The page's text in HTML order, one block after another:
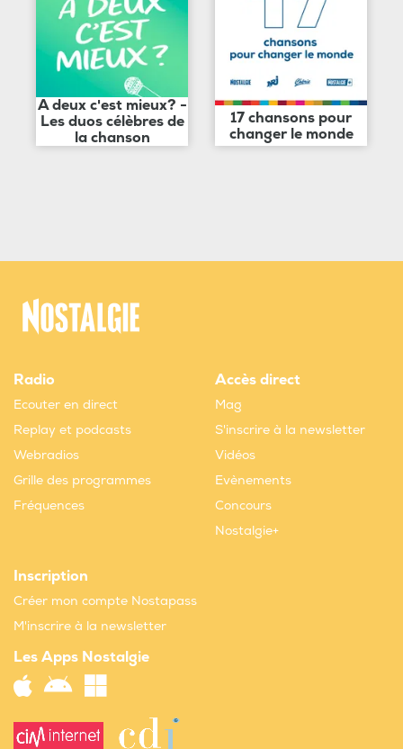
A deux c'est mieux? -
Les duos célèbres de
la chanson
17 chansons pour
changer le monde
Radio
Ecouter en direct
Replay et podcasts
Webradios
Grille des programmes
Fréquences
Accès direct
Mag
S'inscrire à la newsletter
Vidéos
Evènements
Concours
Nostalgie+
Inscription
Créer mon compte Nostapass
M'inscrire à la newsletter
Les Apps Nostalgie